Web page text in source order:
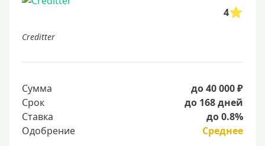
4
Creditter
Сумма
до 40 000 ₽
Срок
до 168 дней
Ставка
до 0.8%
Одобрение
Среднее